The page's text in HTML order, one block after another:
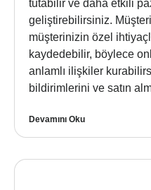
tutabilir ve daha etkili
geliştirebilirsiniz.
müşterinizin özel
kaydedebilir, böylece
anlamlı ilişkiler
bildirimlerini ve satın
Devamını Oku